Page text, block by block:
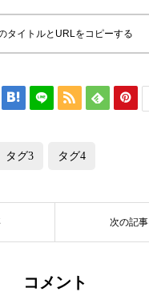
タイトルとURLをコピーする
   
タグ3 タグ4
次の記事
コメント